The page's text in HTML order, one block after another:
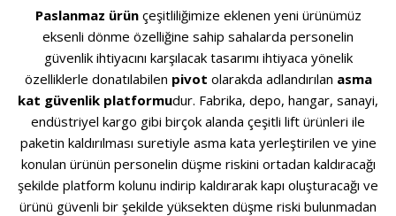
Paslanmaz ürünçeşitliliğimize eklenen yeni ürünümüz
eksenli dönme özelliğine sahip sahalarda personelin
güvenlik ihtiyacını karşılacak tasarımı ihtiyaca yönelik
özelliklerle donatılabilen pivot olarakda adlandırılan asma
kat güvenlik platformudur. Fabrika, depo, hangar, sanayi,
endüstriyel kargo gibi birçok alanda çeşitli lift ürünleri ile
paketin kaldırılması suretiyle asma kata yerleştirilen ve yine
konulan ürünün personelin düşme riskini ortadan kaldıracağı
şekilde platform kolunu indirip kaldırarak kapı oluşturacağı ve
ürünü güvenli bir şekilde yüksekten düşme riski bulunmadan